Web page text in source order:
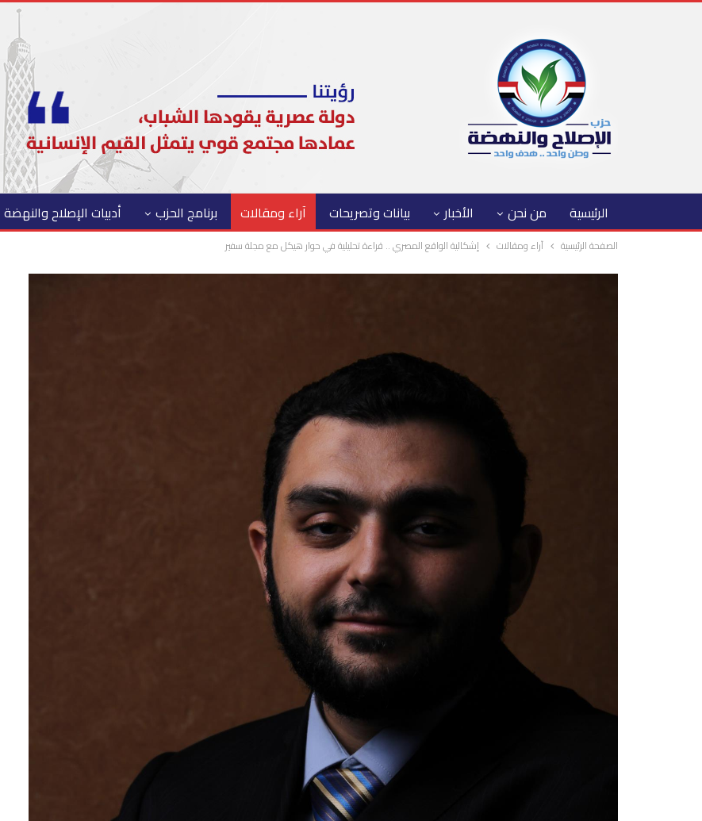
الرئيسية من نحن الأخبار بيانات وتصريحات آراء ومقالات برنامج الحزب أدبيات الإصلاح والنهضة
الصفحة الرئيسية آراء ومقالات إشكالية الواقع المصري .. قراءة تحليلية في حوار هيكل مع مجلة سفير